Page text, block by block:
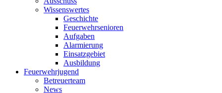
Wissenswertes
Geschichte
Feuerwehrsenioren
Aufgaben
Alarmierung
Einsatzgebiet
Ausbildung
Feuerwehrjugend
Betreuerteam
News